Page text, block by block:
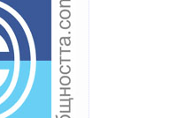
банер
. Някаква